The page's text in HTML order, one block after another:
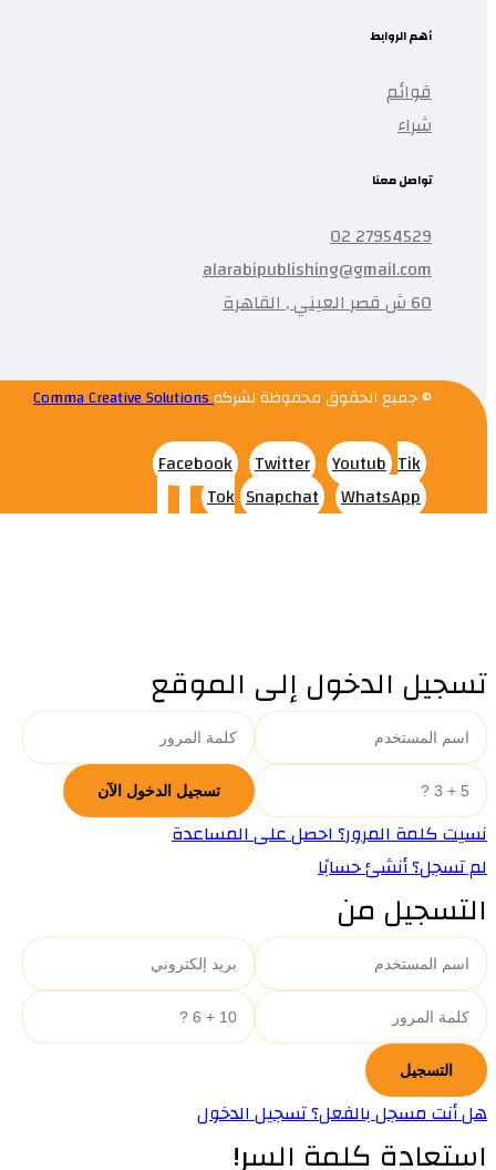
أهم الروابط
قوائم
شراء
تواصل معنا
27954529 02
alarabipublishing@gmail.com
60 ش قصر العيني , القاهرة
© جميع الحقوق محفوظة لشركهComma Creative Solutions
Facebook Twitter Youtub Tik
Tok Snapchat WhatsApp
تسجيل الدخول إلى الموقع
نسيت كلمة المرور؟ احصل على المساعدة
لم تسجل؟ أنشئ حسابًا
التسجيل من
هل أنت مسجل بالفعل؟ تسجيل الدخول
استعادة كلمة السر!